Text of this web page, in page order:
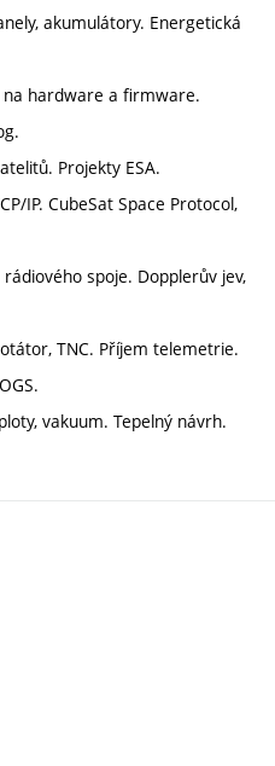
akumulátory. Energetická
na hardware a firmware.
Projekty ESA.
IP. CubeSat Space Protocol,
spoje. Dopplerův jev,
TNC. Příjem telemetrie.
vakuum. Tepelný návrh.